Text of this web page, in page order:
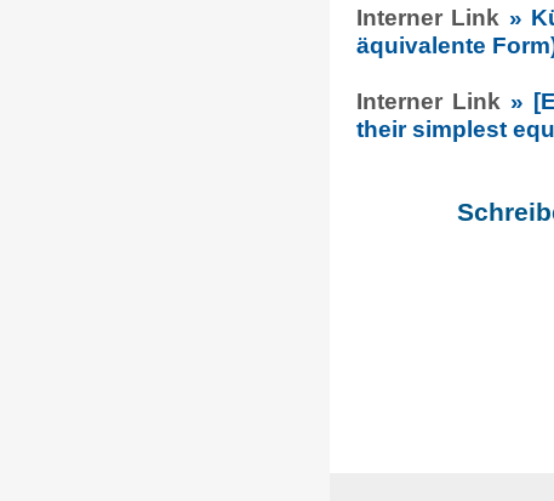
Interner Link »
äquivalente
Interner Link »
their simplest